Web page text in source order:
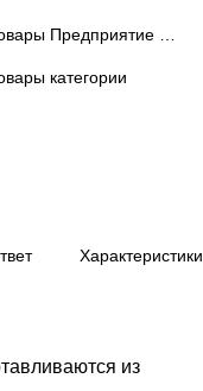
категории
Характеристики
из